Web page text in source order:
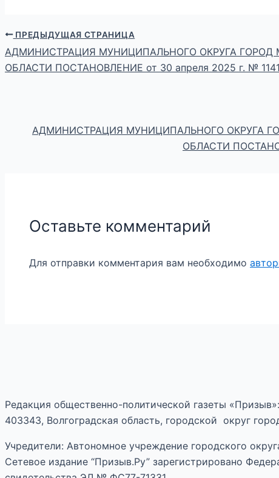
ПРЕДЫДУЩАЯ СТРАНИЦА
АДМИНИСТРАЦИЯ МУНИЦИПАЛЬНОГО ОКРУГА ГОРОД
ОБЛАСТИ ПОСТАНОВЛЕНИЕ от 30 апреля 2025 г. № 1141
АДМИНИСТРАЦИЯ МУНИЦИПАЛЬНОГО ОКРУГА
ОБЛАСТИ
Оставьте комментарий
Для отправки комментария вам необходимо
Редакция общественно-политической газеты «Призыв»:
403343, Волгоградская область, городской округ
Учредители: Автономное учреждение городского
Сетевое издание “Призыв.Ру” зарегистрировано